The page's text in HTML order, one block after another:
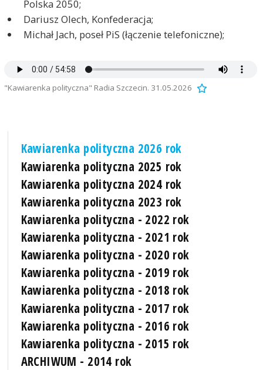
Polska 2050;
Dariusz Olech, Konfederacja;
Michał Jach, poseł PiS (łączenie telefoniczne);
"Kawiarenka polityczna" Radia Szczecin. 31.05.2026
Kawiarenka polityczna 2026 rok
Kawiarenka polityczna 2025 rok
Kawiarenka polityczna 2024 rok
Kawiarenka polityczna 2023 rok
Kawiarenka polityczna - 2022 rok
Kawiarenka polityczna - 2021 rok
Kawiarenka polityczna - 2020 rok
Kawiarenka polityczna - 2019 rok
Kawiarenka polityczna - 2018 rok
Kawiarenka polityczna - 2017 rok
Kawiarenka polityczna - 2016 rok
Kawiarenka polityczna - 2015 rok
ARCHIWUM - 2014 rok